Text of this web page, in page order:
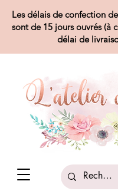
Les délais de confection
sont de 15 jours ouvrés (à
délai de